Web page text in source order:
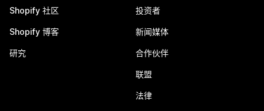
Shopify 社区
Shopify 博客
研究
投资者
新闻媒体
合作伙伴
联盟
法律